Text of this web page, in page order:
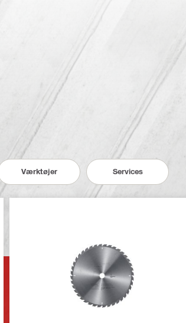
Værktøjer Services